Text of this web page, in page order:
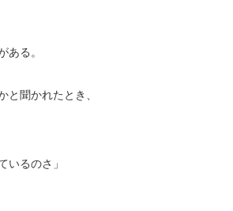
ある。
と聞かれたとき、
いるのさ」